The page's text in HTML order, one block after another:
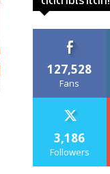
127,528
Fans
3,186
Followers